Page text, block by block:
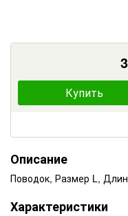
Купить
Описание
Поводок, Размер L,
Характеристики